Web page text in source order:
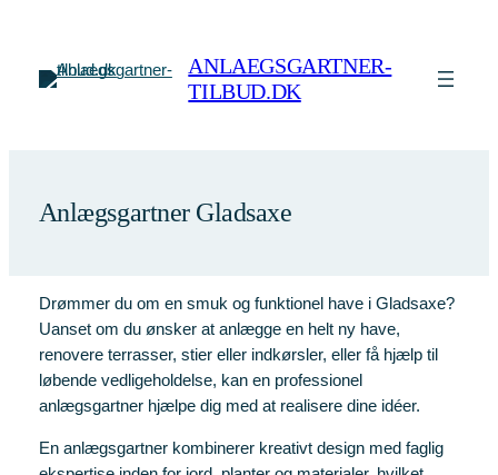
indhold
ANLAEGSGARTNER-
TILBUD.DK
Anlægsgartner Gladsaxe
Drømmer du om en smuk og funktionel have i Gladsaxe?
Uanset om du ønsker at anlægge en helt ny have,
renovere terrasser, stier eller indkørsler, eller få hjælp til
løbende vedligeholdelse, kan en professionel
anlægsgartner hjælpe dig med at realisere dine idéer.
En anlægsgartner kombinerer kreativt design med faglig